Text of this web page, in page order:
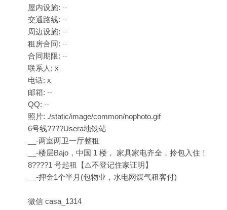
屋内设施: --
交通路线: --
周边设施: --
租房合同: --
合同期限: --
联系人: x
电话: x
邮箱: --
QQ: --
照片: ./static/image/common/nophoto.gif
6号线????Usera地铁站
__-两室两卫一厅整租
__-楼层Bajo，中国 1 楼， 家具家电齐全，拎包入住！
8????️1 号起租【⚠️不登记住家证明】
__-押金1个半月(包物业，水电网煤气租客付)
微信 casa_1314